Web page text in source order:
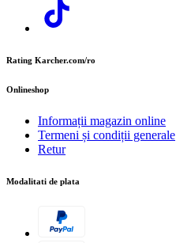
Rating Karcher.com/ro
Onlineshop
Informații magazin online
Termeni și condiții generale
Retur
Modalitati de plata